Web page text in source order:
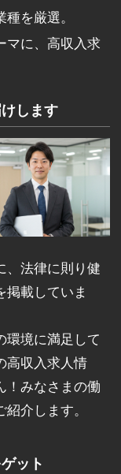
を厳選。
マに、高収入求
します
、法律に則り健
掲載していま
環境に満足して
高収入求人情
！みなさまの働
介します。
ット